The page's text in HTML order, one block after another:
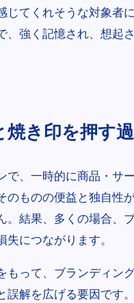
てくれそうな対象者
強く記憶され、想起
き印を押す
、一時的に商品・サ
ものの便益と独自性
結果、多くの場合、
につながります。
って、ブランディン
解を広げる要因です。